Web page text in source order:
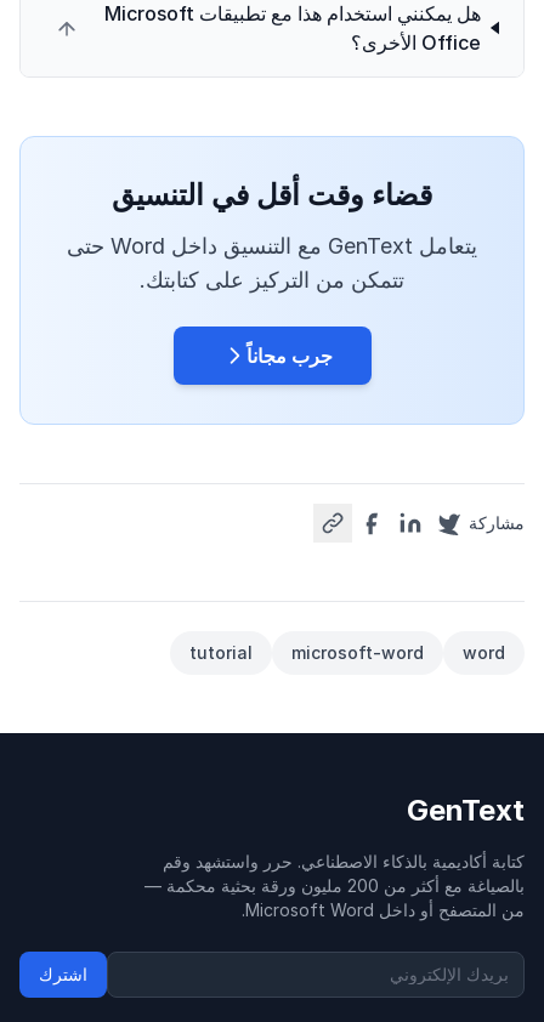
هل يمكنني استخدام هذا مع تطبيقات Microsoft
Office الأخرى؟
قضاء وقت أقل في التنسيق
يتعامل GenText مع التنسيق داخل Word حتى
تتمكن من التركيز على كتابتك.
جرب مجاناً
مشاركة
word
microsoft-word
tutorial
GenText
كتابة أكاديمية بالذكاء الاصطناعي. حرر واستشهد وقم
بالصياغة مع أكثر من 200 مليون ورقة بحثية محكمة —
من المتصفح أو داخل Microsoft Word.
اشترك